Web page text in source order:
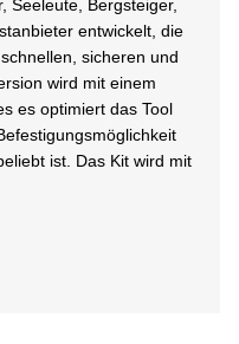
Seeleute, Bergsteiger,
entwickelt, die
sicheren und
wird mit einem
es optimiert das Tool
ist. Das Kit wird mit